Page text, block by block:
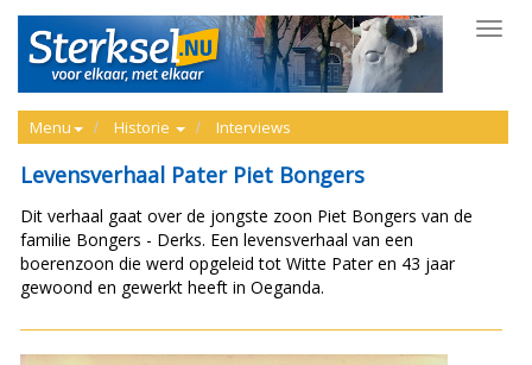
Menu Historie Interviews
Levensverhaal Pater Piet Bongers
Dit verhaal gaat over de jongste zoon Piet Bongers van de
familie Bongers - Derks. Een levensverhaal van een
boerenzoon die werd opgeleid tot Witte Pater en 43 jaar
gewoond en gewerkt heeft in Oeganda.